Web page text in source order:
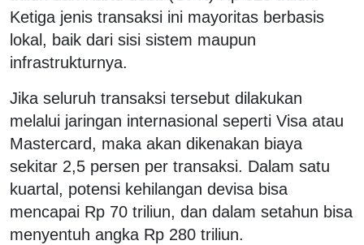
Ketiga jenis transaksi ini mayoritas berbasis
lokal, baik dari sisi sistem maupun
infrastrukturnya.
Jika seluruh transaksi tersebut dilakukan
melalui jaringan internasional seperti Visa atau
Mastercard, maka akan dikenakan biaya
sekitar 2,5 persen per transaksi. Dalam satu
kuartal, potensi kehilangan devisa bisa
mencapai Rp 70 triliun, dan dalam setahun bisa
menyentuh angka Rp 280 triliun.